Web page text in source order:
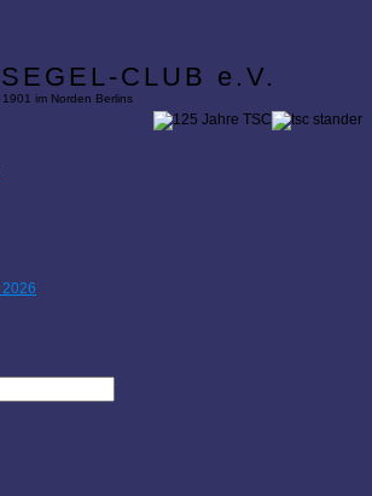
CLUB e.V.
im Norden Berlins
2026